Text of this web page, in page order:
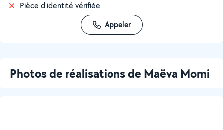
Pièce d'identité vérifiée
Appeler
Photos de réalisations de Maëva Momi